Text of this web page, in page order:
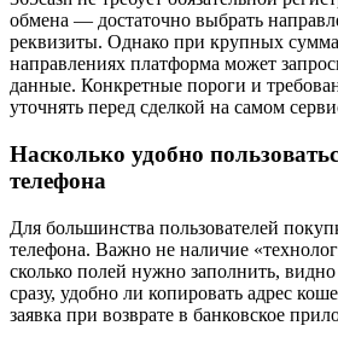
обмена — достаточно выбрать
реквизиты. Однако при крупных
направлениях платформа может
данные. Конкретные пороги и
уточнять перед сделкой на самом
Насколько удобно
телефона
Для большинства пользователей
телефона. Важно не наличие
сколько полей нужно заполнить,
сразу, удобно ли копировать адрес
заявка при возврате в банковское